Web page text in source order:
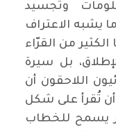
وتجسيد
يشبه الاعتراف
من القرّاء
بل سيرة
اللاحقون أن
أن تُقرأ على شكل
يسمح للخطاب